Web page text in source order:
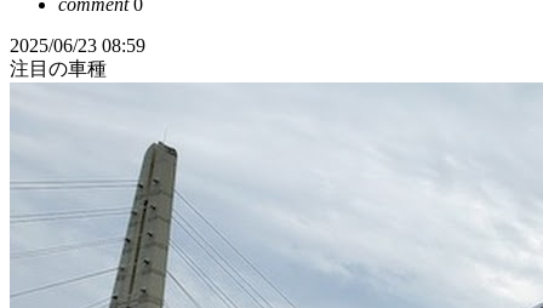
comment0
2025/06/23 08:59
注目の車種